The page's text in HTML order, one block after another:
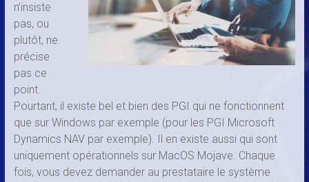
n’insiste
pas, ou
plutôt, ne
précise
pas ce
point.
Pourtant, il existe bel et bien des PGI qui ne fonctionnent
que sur Windows par exemple (pour les PGI Microsoft
Dynamics NAV par exemple). Il en existe aussi qui sont
uniquement opérationnels sur MacOS Mojave. Chaque
fois, vous devez demander au prestataire le système